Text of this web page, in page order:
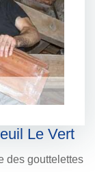
Le Vert
des gouttelettes